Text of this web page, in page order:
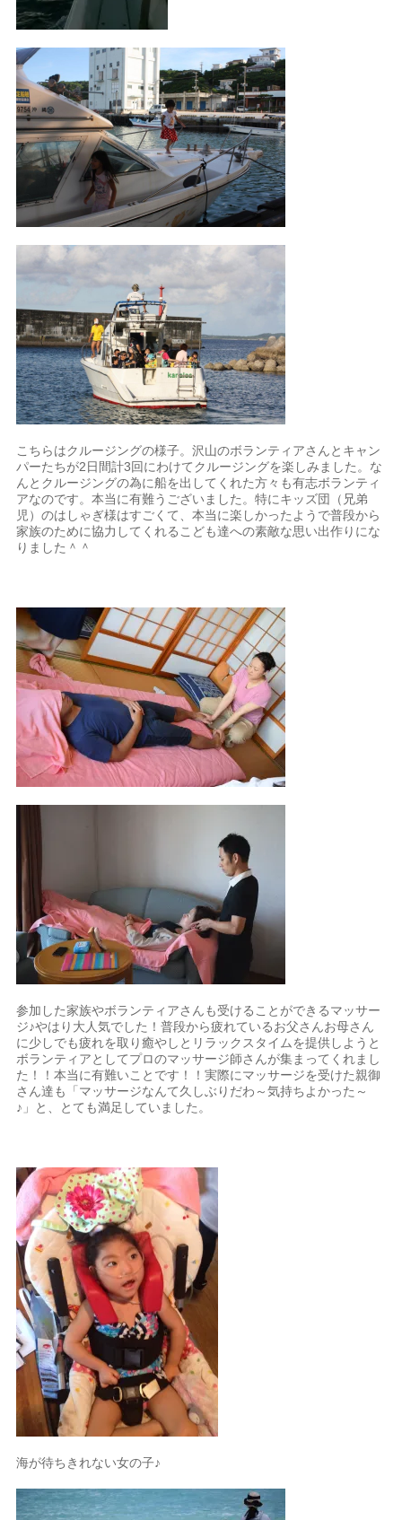
こちらはクルージングの様子。沢山のボランティアさんとキャン
パーたちが2日間計3回にわけてクルージングを楽しみました。な
んとクルージングの為に船を出してくれた方々も有志ボランティ
アなのです。本当に有難うございました。特にキッズ団（兄弟
児）のはしゃぎ様はすごくて、本当に楽しかったようで普段から
家族のために協力してくれるこども達への素敵な思い出作りにな
りました＾＾
参加した家族やボランティアさんも受けることができるマッサー
ジ♪やはり大人気でした！普段から疲れているお父さんお母さん
に少しでも疲れを取り癒やしとリラックスタイムを提供しようと
ボランティアとしてプロのマッサージ師さんが集まってくれまし
た！！本当に有難いことです！！実際にマッサージを受けた親御
さん達も「マッサージなんて久しぶりだわ～気持ちよかった～
♪」と、とても満足していました。
海が待ちきれない女の子♪